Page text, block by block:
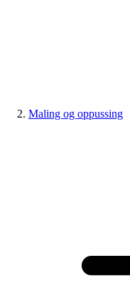
Maling og oppussing